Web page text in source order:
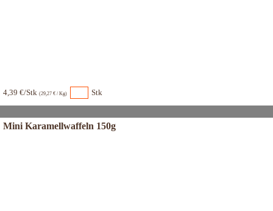
4,39 €/Stk (29,27 € / Kg) Stk
Mini Karamellwaffeln 150g